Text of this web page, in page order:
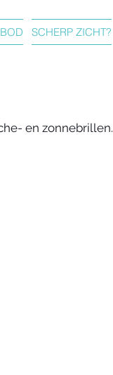
SCHERP ZICHT?
en zonnebrillen.